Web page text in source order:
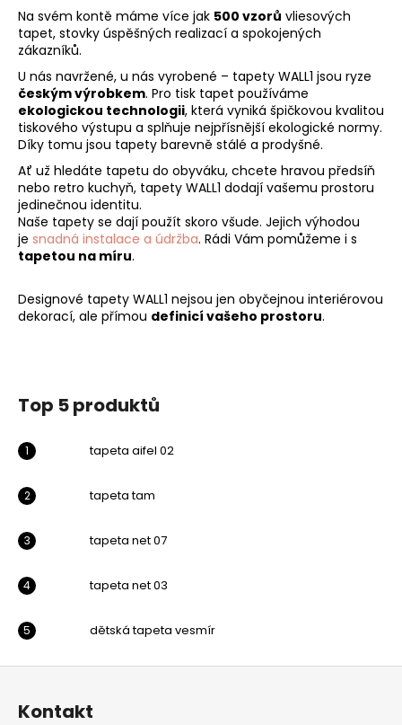
Na svém kontě máme více jak 500 vzorů vliesových
tapet, stovky úspěšných realizací a spokojených
zákazníků.
U nás navržené, u nás vyrobené – tapety WALL1 jsou ryze
českým výrobkem. Pro tisk tapet používáme
ekologickou technologii, která vyniká špičkovou kvalitou
tiskového výstupu a splňuje nejpřísnější ekologické normy.
Díky tomu jsou tapety barevně stálé a prodyšné.
Ať už hledáte tapetu do obyváku, chcete hravou předsíň
nebo retro kuchyň, tapety WALL1 dodají vašemu prostoru
jedinečnou identitu.
Naše tapety se dají použít skoro všude. Jejich výhodou
je snadná instalace a údržba. Rádi Vám pomůžeme i s
tapetou na míru.
Designové tapety WALL1 nejsou jen obyčejnou interiérovou
dekorací, ale přímou definicí vašeho prostoru.
Top 5 produktů
tapeta aifel 02
tapeta tam
tapeta net 07
tapeta net 03
dětská tapeta vesmír
Z
Kontakt